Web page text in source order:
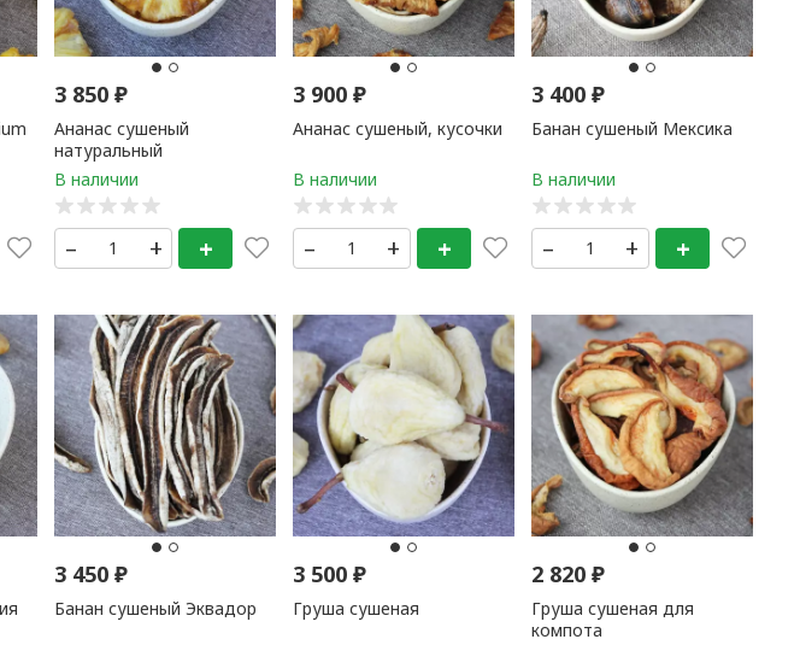
3 850₽
Ананас сушеный
натуральный
– + +
3 900 ₽
Ананас сушеный, кусочки
– + +
3 400 ₽
Банан сушеный Мексика
– + +
3 450₽
Банан сушеный Эквадор
3 500 ₽
Груша сушеная
2 820 ₽
Груша сушеная для
компота